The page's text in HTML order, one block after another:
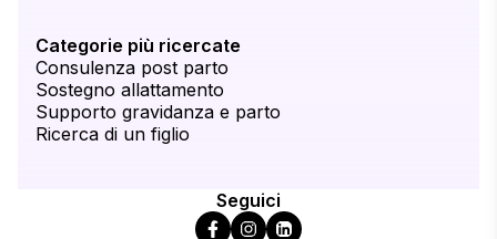
Categorie più ricercate
Consulenza post parto
Sostegno allattamento
Supporto gravidanza e parto
Ricerca di un figlio
Seguici